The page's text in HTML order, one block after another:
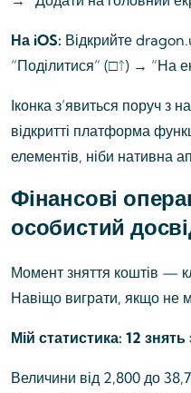
На iOS: Відкрийте
“Поділитися” (□↑) → “На
Іконка з’явиться поруч з
відкритті платформа
елементів, ніби нативна
Фінансові
особистий
Момент зняття коштів —
Навіщо виграти, якщо не
Мій статистика: 12 знять
Величини від 2,800 до